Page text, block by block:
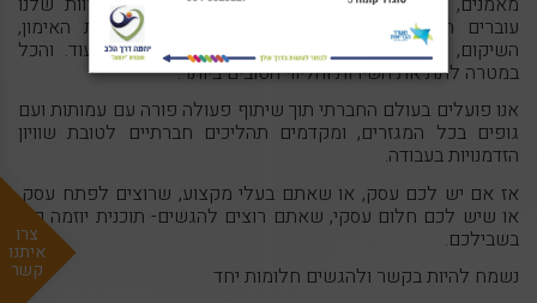
צרו
איתנו
קשר
עוברים הכשרות מקצועיות על בסיס חודשי בעולמות האימון,
השיקום, הפיתוח העסקי, השיווק, הדיגיטל, הכלכלה ועוד. והכל
במטרה לתת את השירות והליווי הטובים ביותר.
אנו פועלים בעולם החברתי תוך שיתוף פעולה פורה עם עמותות ועם
גופים בכל המגזרים, ומקדמים תהליכים חברתיים לטובת שוויון
הזדמנויות בעבודה.
אז אם יש לכם עסק, או שאתם בעלי מקצוע, שרוצים לפתח עסק,
או שיש לכם חלום עסקי, שאתם רוצים להגשים- תוכנית יוזמה כאן
בשבילכם.
נשמח להיות בקשר ולהגשים חלומות יחד